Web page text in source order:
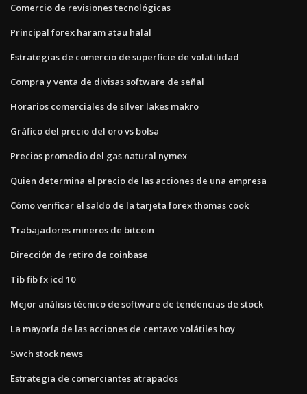
Comercio de revisiones tecnológicas
Principal forex haram atau halal
Estrategias de comercio de superficie de volatilidad
Compra y venta de divisas software de señal
Horarios comerciales de silver lakes makro
Gráfico del precio del oro vs bolsa
Precios promedio del gas natural nymex
Quien determina el precio de las acciones de una empresa
Cómo verificar el saldo de la tarjeta forex thomas cook
Trabajadores mineros de bitcoin
Dirección de retiro de coinbase
Tib fib fx icd 10
Mejor análisis técnico de software de tendencias de stock
La mayoría de las acciones de centavo volátiles hoy
Swch stock news
Estrategia de comerciantes atrapados